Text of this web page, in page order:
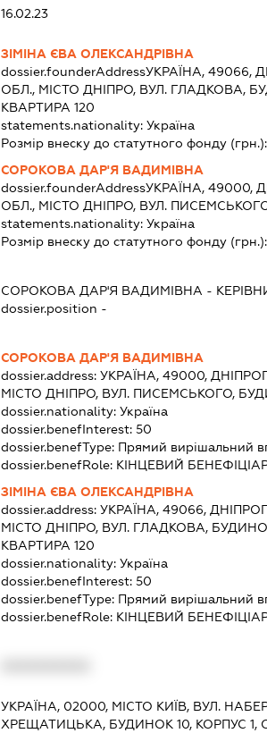
16.02.23
ЗІМІНА ЄВА ОЛЕКСАНДРІВНА
dossier.founderAddressУКРАЇНА, 49066,
ОБЛ., МІСТО ДНІПРО, ВУЛ. ГЛАДКОВА,
КВАРТИРА 120
statements.nationality:Україна
Розмір внеску до статутного фонду
СОРОКОВА ДАР'Я ВАДИМІВНА
dossier.founderAddressУКРАЇНА, 49000,
ОБЛ., МІСТО ДНІПРО, ВУЛ.
statements.nationality:Україна
Розмір внеску до статутного фонду
СОРОКОВА ДАР'Я ВАДИМІВНА -
dossier.position -
СОРОКОВА ДАР'Я ВАДИМІВНА
dossier.address:УКРАЇНА, 49000,
МІСТО ДНІПРО, ВУЛ. ПИСЕМСЬКОГО,
dossier.nationality:Україна
dossier.benefInterest:50
dossier.benefType: Прямий вирішальний
dossier.benefRole: КІНЦЕВИЙ
ЗІМІНА ЄВА ОЛЕКСАНДРІВНА
dossier.address:УКРАЇНА, 49066,
МІСТО ДНІПРО, ВУЛ. ГЛАДКОВА,
КВАРТИРА 120
dossier.nationality:Україна
dossier.benefInterest:50
dossier.benefType: Прямий вирішальний
dossier.benefRole: КІНЦЕВИЙ
УКРАЇНА, 02000, МІСТО КИЇВ, ВУЛ.
ХРЕЩАТИЦЬКА, БУДИНОК 10, КОРПУС 1,